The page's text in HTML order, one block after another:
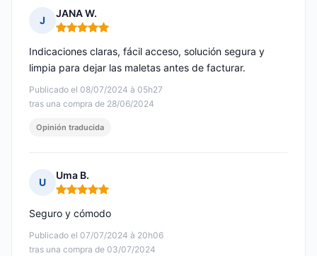
J
JANA W.
Nota: 5 de 5
Publicado el 08/07/2024 à 05h27
tras una compra de 28/06/2024
Indicaciones claras, fácil acceso, solución segura y
limpia para dejar las maletas antes de facturar.
Opinión traducida
U
Uma B.
Nota: 5 de 5
Publicado el 07/07/2024 à 20h06
tras una compra de 03/07/2024
Seguro y cómodo